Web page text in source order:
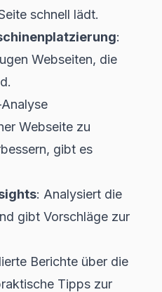
schnell lädt.
:
Webseiten, die
Webseite zu
gibt es
: Analysiert die
gibt Vorschläge zur
Berichte über die
Tipps zur